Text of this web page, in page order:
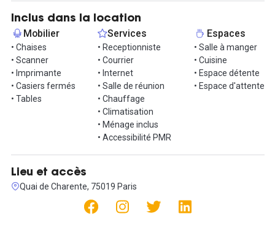
Inclus dans la location
Mobilier
• Chaises
• Scanner
• Imprimante
• Casiers fermés
• Tables
Services
• Receptionniste
• Courrier
• Internet
• Salle de réunion
• Chauffage
• Climatisation
• Ménage inclus
• Accessibilité PMR
Espaces
• Salle à manger
• Cuisine
• Espace détente
• Espace d'attente
Lieu et accès
Quai de Charente, 75019 Paris